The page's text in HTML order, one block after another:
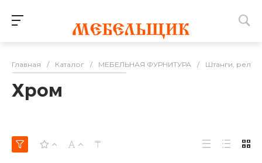
Главная / Каталог / МЕБЕЛЬНАЯ ФУРНИТУРА / Штанги,
Хром